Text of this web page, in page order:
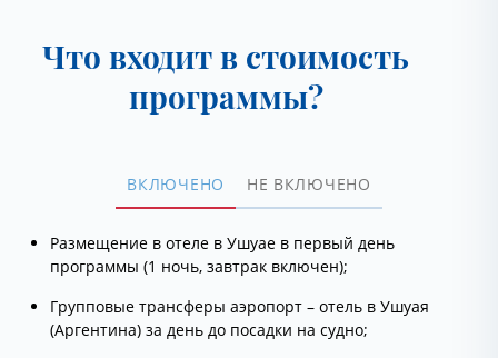
Что входит в стоимость
программы?
ВКЛЮЧЕНО НЕ ВКЛЮЧЕНО
Размещение в отеле в Ушуае в первый день
программы (1 ночь, завтрак включен);
Групповые трансферы аэропорт – отель в Ушуая
(Аргентина) за день до посадки на судно;